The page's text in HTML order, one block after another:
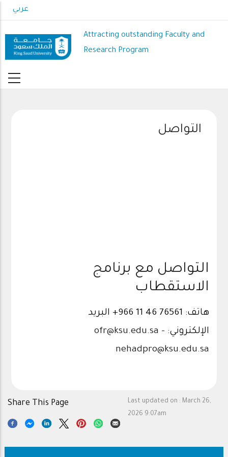
to
content
عربي
Attracting outstanding Faculty and
Research Program
التواصل
التواصل مع برنامج
الاستقطاب
هاتف: 76561 46 11 966+ البريد
الإلكتروني:
ofr@ksu.edu.sa -
nehadpro@ksu.edu.sa
Last updated on : March 26,
2026 9:07am
Share This Page